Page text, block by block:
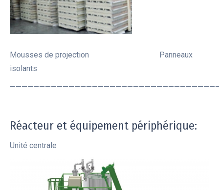
Mousses de projection Panneaux
isolants
Réacteur et équipement périphérique:
Unité centrale